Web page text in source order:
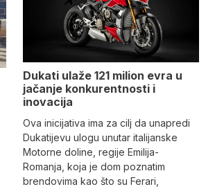
Dukati ulaže 121 milion evra u
jačanje konkurentnosti i
inovacija
Ova inicijativa ima za cilj da unapredi
Dukatijevu ulogu unutar italijanske
Motorne doline, regije Emilija-
Romanja, koja je dom poznatim
brendovima kao što su Ferari,